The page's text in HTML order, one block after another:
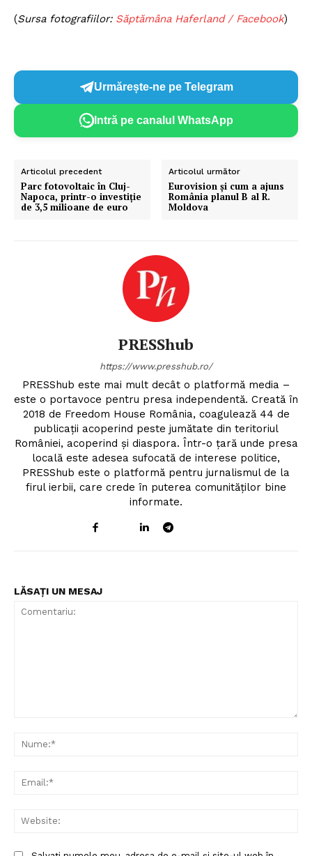
FREEDOM HOUSE ROMÂNIA
Despre noi / Echipa
Proiecte editoriale
(Sursa fotografiilor: Săptămâna Haferland / Facebook)
Urmărește-ne pe Telegram
Intră pe canalul WhatsApp
Articolul precedent
Parc fotovoltaic în Cluj-
Napoca, printr-o investiţie
de 3,5 milioane de euro
Articolul următor
Eurovision și cum a ajuns
România planul B al R.
Moldova
PRESShub
https://www.presshub.ro/
PRESShub este mai mult decât o platformă media –
este o portavoce pentru presa independentă. Creată în
2018 de Freedom House România, coagulează 44 de
publicații acoperind peste jumătate din teritoriul
României, acoperind și diaspora. Într-o țară unde presa
locală este adesea sufocată de interese politice,
PRESShub este o platformă pentru jurnalismul de la
firul ierbii, care crede în puterea comunităților bine
informate.
LĂSAȚI UN MESAJ